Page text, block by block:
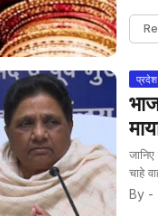
प्रदेश
चाहे
By -